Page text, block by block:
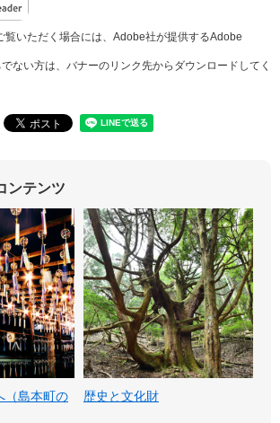
覧いただく場合には、Adobe社が提供するAdobe
ない方は、バナーのリンク先からダウンロードしてく
ンテンツ
（島本町の
歴史と文化財